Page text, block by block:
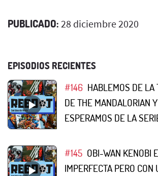
PUBLICADO: 28 diciembre 2020
EPISODIOS RECIENTES
#146 HABLEMOS DE LA
DE THE MANDALORIAN
ESPERAMOS DE LA
#145 OBI-WAN KENOBI
IMPERFECTA PERO CON